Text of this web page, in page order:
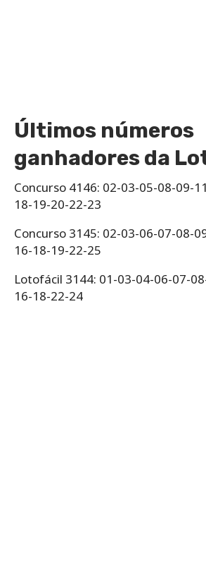
Últimos números
ganhadores da
Concurso 4146: 02-03-05-08-09-
18-19-20-22-23
Concurso 3145: 02-03-06-07-08-
16-18-19-22-25
Lotofácil 3144: 01-03-04-06-07-
16-18-22-24